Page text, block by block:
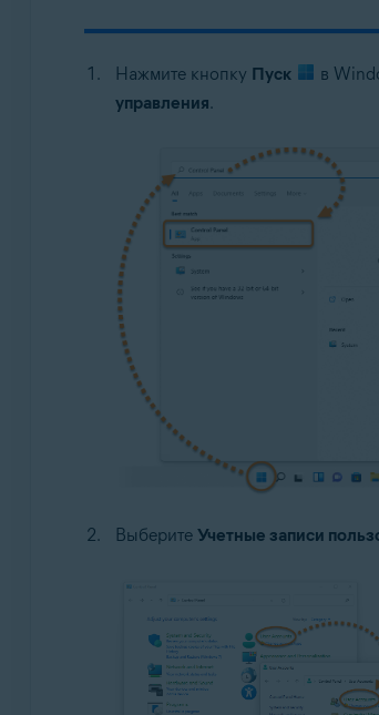
Нажмите кнопку Пуск в
управления.
Выберите Учетные записи